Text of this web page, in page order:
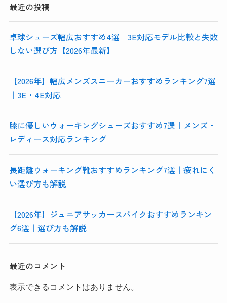
最近の投稿
卓球シューズ幅広おすすめ4選｜3E対応モデル比較と失敗
しない選び方【2026年最新】
【2026年】幅広メンズスニーカーおすすめランキング7選
｜3E・4E対応
膝に優しいウォーキングシューズおすすめ7選｜メンズ・
レディース対応ランキング
長距離ウォーキング靴おすすめランキング7選｜疲れにく
い選び方も解説
【2026年】ジュニアサッカースパイクおすすめランキン
グ6選｜選び方も解説
最近のコメント
表示できるコメントはありません。